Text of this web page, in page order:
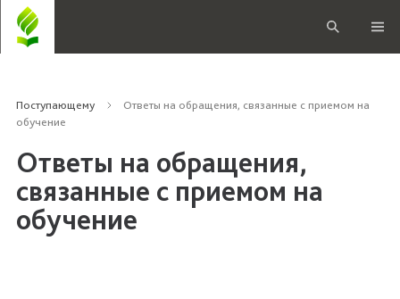
Поступающему
Ответы на обращения, связанные с приемом на
обучение
Ответы на обращения,
связанные с приемом на
обучение